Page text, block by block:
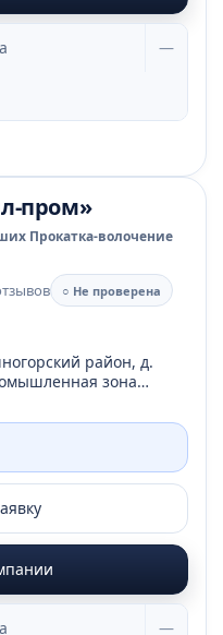
—
пром»
Прокатка-волочение
○ Не проверена
район, д.
зона
—